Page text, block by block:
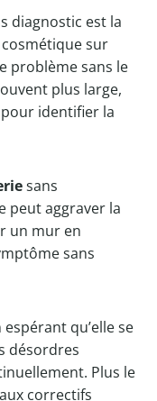
diagnostic est la
sur
problème sans le
plus large,
identifier la
sans
peut aggraver la
un mur en
sans
espérant qu’elle se
désordres
Plus le
correctifs